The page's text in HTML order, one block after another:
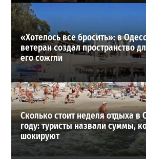
«Хотелось все бросить»: в
ветеран создал пространство
его сожгли
Сколько стоит неделя отдыха в
году: туристы назвали суммы,
шокируют